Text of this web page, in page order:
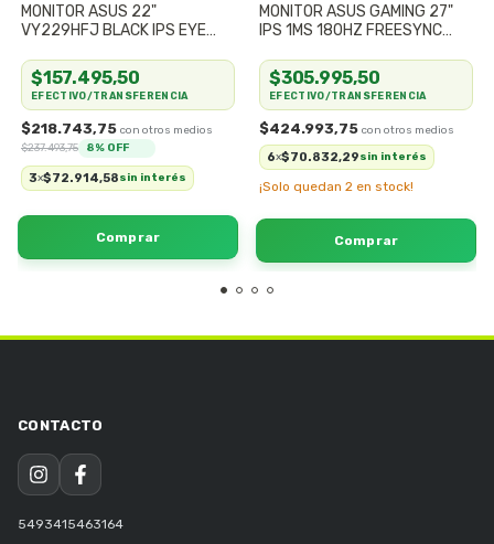
MONITOR ASUS 22"
VY229HFJ BLACK IPS EYE
$218.743,75
$237.493,75 8% OFF
3x$72.914,58sin interés
$157.495,50
EFECTIVO/TRANSFERENCIA
MONITOR ASUS GAMING 27"
IPS 1MS 180HZ FREESYNC
GAMING
$424.993,75
6x$70.832,29sin interés
$305.995,50
EFECTIVO/TRANSFERENCIA
¡Solo quedan 2 en stock!
5493415463164